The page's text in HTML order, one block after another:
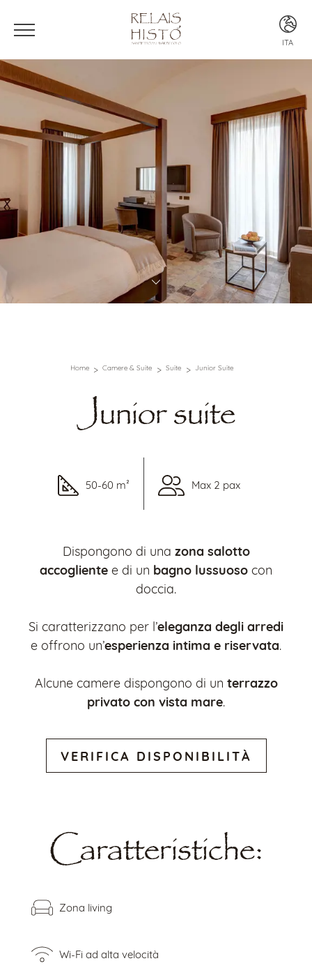
ITA
Home Camere & Suite Suite Junior Suite
Junior suite
50-60 m² Max 2 pax
Dispongono di una zona salotto
accogliente e di un bagno lussuoso con
doccia.
Si caratterizzano per l’eleganza degli arredi
e offrono un’esperienza intima e riservata.
Alcune camere dispongono di un terrazzo
privato con vista mare.
VERIFICA DISPONIBILITÀ
Caratteristiche:
Zona living
Wi-Fi ad alta velocità